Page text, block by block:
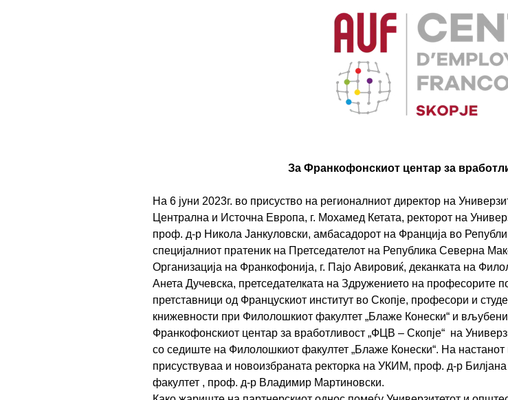
За Франкофонскиот центар за
На 6 јуни 2023г. во присуство на регионалниот директор на
Централна и Источна Европа, г. Мохамед Кетата, ректорот на
проф. д-р Никола Јанкуловски, амбасадорот на Франција во
специјалниот пратеник на Претседателот на Република Северна
Организација на Франкофонија, г. Пајо Авировиќ, деканката на
Анета Дучевска, претседателката на Здружението на професорите
претставници од Францускиот институт во Скопје, професори и
книжевности при Филолошкиот факултет „Блаже Конески“ и
Франкофонскиот центар за вработливост „ФЦВ – Скопје“ на
со седиште на Филолошкиот факултет „Блаже Конески“. На
присуствуваа и новоизбраната ректорка на УКИМ, проф. д-р
факултет , проф. д-р Владимир Мартиновски.